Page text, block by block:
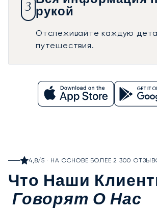
3
рукой
Отслеживайте каждую
путешествия.
4,8/5 · НА ОСНОВЕ БОЛЕЕ 2 300
Что Наши
Говорят О Нас